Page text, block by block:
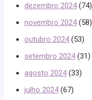
dezembro 2024(74)
novembro 2024(58)
outubro 2024(53)
setembro 2024(31)
agosto 2024(33)
julho 2024(67)